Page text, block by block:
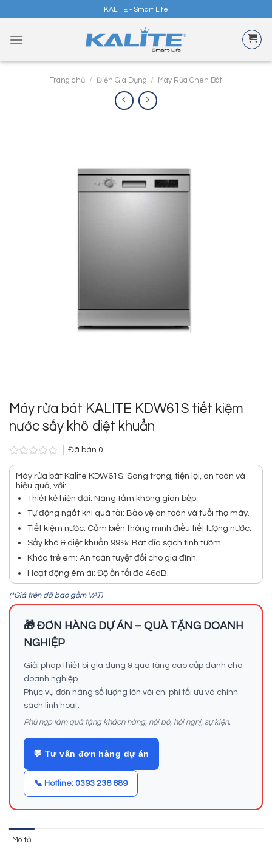
content
KALITE - Smart Life
Trang chủ / Điện Gia Dụng / Máy Rửa Chén Bát
Máy rửa bát KALITE KDW61S tiết kiệm
nước sấy khô diệt khuẩn
Được
xếp
hạng
sao
Đã bán 0
Máy rửa bát Kalite KDW61S: Sang trọng, tiện lợi, an toàn và
hiệu quả, với:
Thiết kế hiện đại: Nâng tầm không gian bếp.
Tự động ngắt khi quá tải: Bảo vệ an toàn và tuổi thọ máy.
Tiết kiệm nước: Cảm biến thông minh điều tiết lượng nước.
Sấy khô & diệt khuẩn 99%: Bát đĩa sạch tinh tươm.
Khóa trẻ em: An toàn tuyệt đối cho gia đình.
Hoạt động êm ái: Độ ồn tối đa 46dB.
(*Giá trên đã bao gồm VAT)
🎁 ĐƠN HÀNG DỰ ÁN – QUÀ TẶNG DOANH
NGHIỆP
Giải pháp thiết bị gia dụng & quà tặng cao cấp dành cho
doanh nghiệp
Phục vụ đơn hàng số lượng lớn với chi phí tối ưu và chính
sách linh hoạt.
Phù hợp làm quà tặng khách hàng, nội bộ, hội nghị, sự kiện.
💬 Tư vấn đơn hàng dự án
📞 Hotline: 0393 236 689
Mô tả